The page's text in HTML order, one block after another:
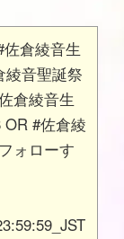
倉綾音生
綾音聖誕祭
倉綾音生
#佐倉綾
ォローす